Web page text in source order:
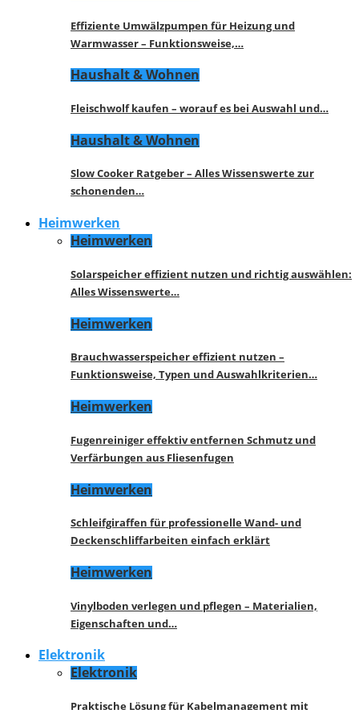
Effiziente Umwälzpumpen für Heizung und
Warmwasser – Funktionsweise,…
Haushalt & Wohnen
Fleischwolf kaufen – worauf es bei Auswahl und…
Haushalt & Wohnen
Slow Cooker Ratgeber – Alles Wissenswerte zur
schonenden…
Heimwerken
Heimwerken
Solarspeicher effizient nutzen und richtig auswählen:
Alles Wissenswerte…
Heimwerken
Brauchwasserspeicher effizient nutzen –
Funktionsweise, Typen und Auswahlkriterien…
Heimwerken
Fugenreiniger effektiv entfernen Schmutz und
Verfärbungen aus Fliesenfugen
Heimwerken
Schleifgiraffen für professionelle Wand- und
Deckenschliffarbeiten einfach erklärt
Heimwerken
Vinylboden verlegen und pflegen – Materialien,
Eigenschaften und…
Elektronik
Elektronik
Praktische Lösung für Kabelmanagement mit